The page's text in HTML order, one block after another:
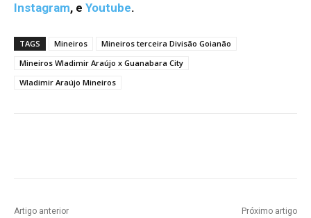
Instagram, e Youtube.
TAGS Mineiros
Mineiros terceira Divisão Goianão
Mineiros Wladimir Araújo x Guanabara City
Wladimir Araújo Mineiros
Artigo anterior Próximo artigo